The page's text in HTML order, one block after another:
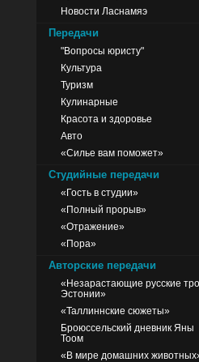
Новости Ласнамяэ
Передачи
"Вопросы юристу"
Культура
Туризм
Кулинарные
Красота и здоровье
Авто
«Силье вам поможет»
Студийные передачи
«Гость в студии»
«Полный прорыв»
«Отражение»
«Пора»
Авторские передачи
«Незарастающие русские
Эстонии»
«Таллиннские сюжеты»
Броюссельский дневник Яны
Тоом
«В мире домашних